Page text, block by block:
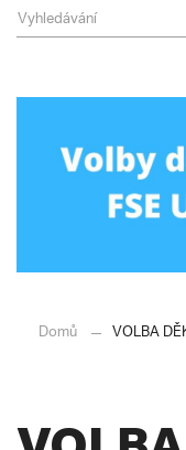
Domů VOLBA